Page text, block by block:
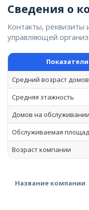
Сведения о
Контакты, реквизиты
управляющей
Средний возраст домов
Средняя этажность
Домов на обслуживании
Обслуживаемая
Возраст компании
Название компании